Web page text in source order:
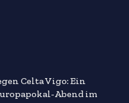
Celta Vigo: Ein
Abend im